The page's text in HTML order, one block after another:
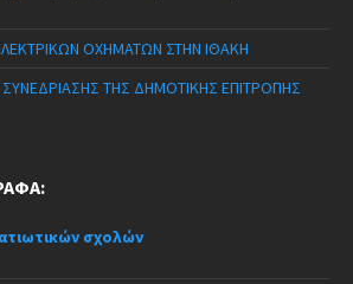
ΟΧΗΜΑΤΩΝ ΣΤΗΝ ΙΘΑΚΗ
ΤΗΣ ΔΗΜΟΤΙΚΗΣ ΕΠΙΤΡΟΠΗΣ
σχολών